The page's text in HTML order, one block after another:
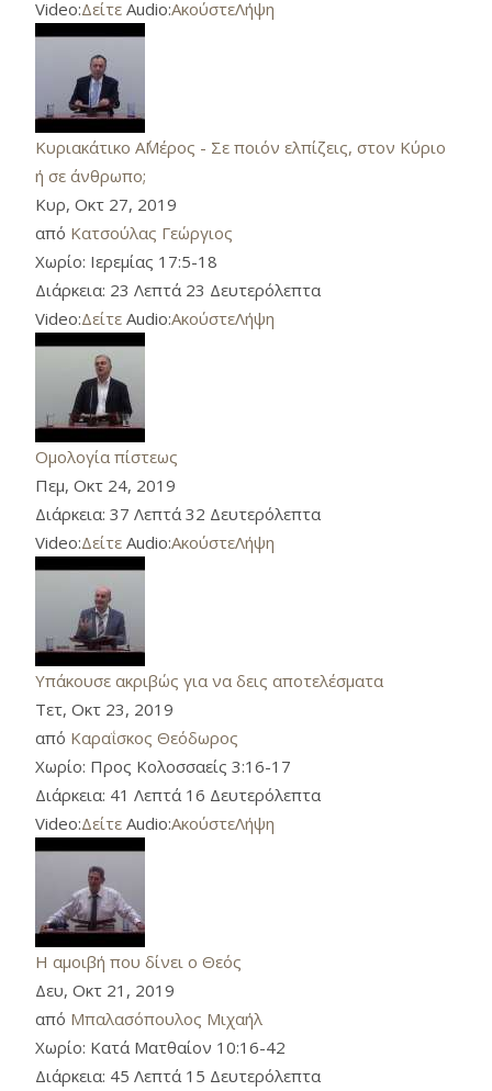
Video:Δείτε Audio:ΑκούστεΛήψη
Κυριακάτικο Α΄Μέρος - Σε ποιόν ελπίζεις, στον Κύριο
ή σε άνθρωπο;
Κυρ, Οκτ 27, 2019
από Κατσούλας Γεώργιος
Χωρίο: Ιερεμίας 17:5-18
Διάρκεια: 23 Λεπτά 23 Δευτερόλεπτα
Video:Δείτε Audio:ΑκούστεΛήψη
Ομολογία πίστεως
Πεμ, Οκτ 24, 2019
Διάρκεια: 37 Λεπτά 32 Δευτερόλεπτα
Video:Δείτε Audio:ΑκούστεΛήψη
Υπάκουσε ακριβώς για να δεις αποτελέσματα
Τετ, Οκτ 23, 2019
από Καραΐσκος Θεόδωρος
Χωρίο: Προς Κολοσσαείς 3:16-17
Διάρκεια: 41 Λεπτά 16 Δευτερόλεπτα
Video:Δείτε Audio:ΑκούστεΛήψη
Η αμοιβή που δίνει ο Θεός
Δευ, Οκτ 21, 2019
από Μπαλασόπουλος Μιχαήλ
Χωρίο: Κατά Ματθαίον 10:16-42
Διάρκεια: 45 Λεπτά 15 Δευτερόλεπτα